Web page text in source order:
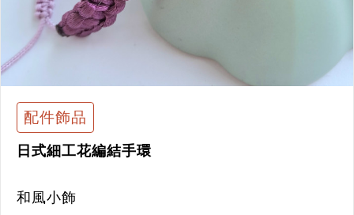
配件飾品
日式細工花編結手環
和風小飾